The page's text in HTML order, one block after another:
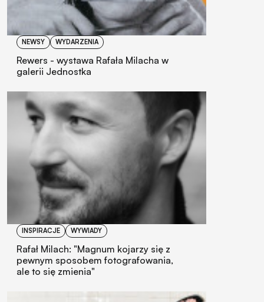
NEWSY WYDARZENIA
Rewers - wystawa Rafała Milacha w
galerii Jednostka
INSPIRACJE WYWIADY
Rafał Milach: "Magnum kojarzy się z
pewnym sposobem fotografowania,
ale to się zmienia"